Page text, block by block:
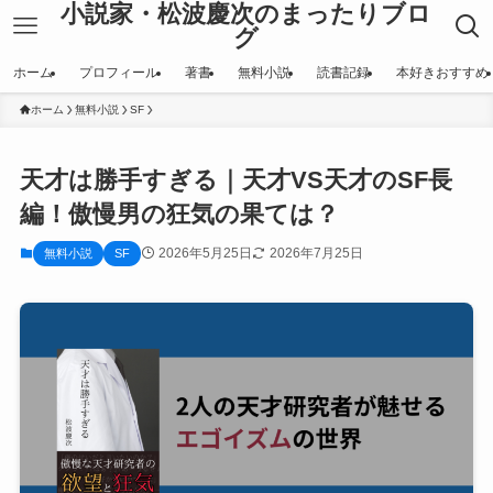
小説家・松波慶次のまったりブロ
グ
ホーム プロフィール 著書 無料小説 読書記録 本好きおすすめ
ホーム 無料小説 SF
天才は勝手すぎる｜天才VS天才のSF長
編！傲慢男の狂気の果ては？
無料小説 SF 2026年5月25日 2026年7月25日